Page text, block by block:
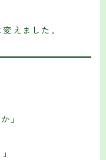
えました。
」